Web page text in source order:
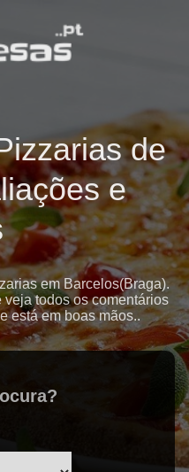
de
e
em Barcelos(Braga).
todos os comentários
está em boas mãos..